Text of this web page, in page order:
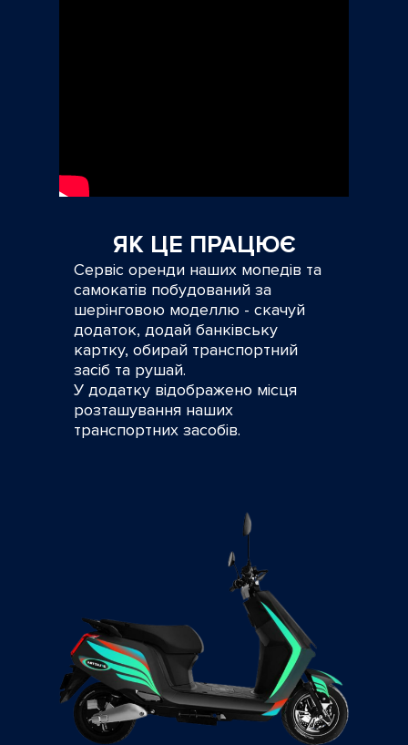
ЯК ЦЕ ПРАЦЮЄ
Сервіс оренди наших мопедів та
самокатів побудований за
шерінговою моделлю - скачуй
додаток, додай банківську
картку, обирай транспортний
засіб та рушай.
У додатку відображено місця
розташування наших
транспортних засобів.